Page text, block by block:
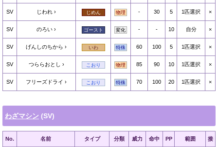
SV じわれ じめん 物理 - 30 5 1匹選択 ×
SV のろい ゴースト 変化 - - 10 自分 ×
SV げんしのちから いわ 特殊 60 100 5 1匹選択 ×
SV つららおとし こおり 物理 85 90 10 1匹選択 ×
SV フリーズドライ こおり 特殊 70 100 20 1匹選択 ×
わざマシン (SV)
No. 名前 タイプ 分類 威力 命中 PP 範囲 接